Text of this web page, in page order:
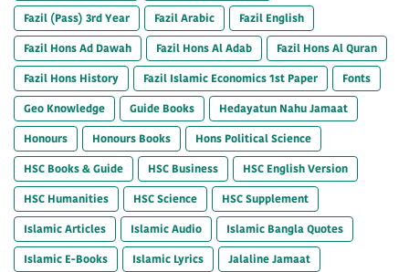
Fazil (Pass) 3rd Year
Fazil Arabic
Fazil English
Fazil Hons Ad Dawah
Fazil Hons Al Adab
Fazil Hons Al Quran
Fazil Hons History
Fazil Islamic Economics 1st Paper
Fonts
Geo Knowledge
Guide Books
Hedayatun Nahu Jamaat
Honours
Honours Books
Hons Political Science
HSC Books & Guide
HSC Business
HSC English Version
HSC Humanities
HSC Science
HSC Supplement
Islamic Articles
Islamic Audio
Islamic Bangla Quotes
Islamic E-Books
Islamic Lyrics
Jalaline Jamaat